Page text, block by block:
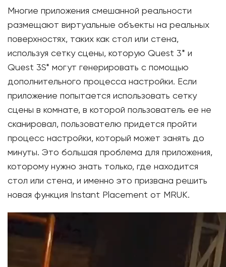
Многие приложения смешанной реальности
размещают виртуальные объекты на реальных
поверхностях, таких как стол или стена,
используя сетку сцены, которую Quest 3* и
Quest 3S* могут генерировать с помощью
дополнительного процесса настройки. Если
приложение попытается использовать сетку
сцены в комнате, в которой пользователь ее не
сканировал, пользователю придется пройти
процесс настройки, который может занять до
минуты. Это большая проблема для приложения,
которому нужно знать только, где находится
стол или стена, и именно это призвана решить
новая функция Instant Placement от MRUK.